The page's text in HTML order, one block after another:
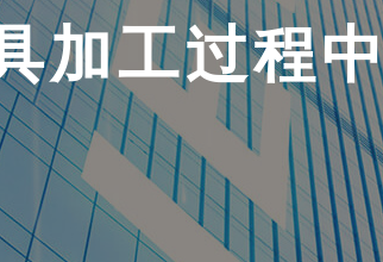
加工过程